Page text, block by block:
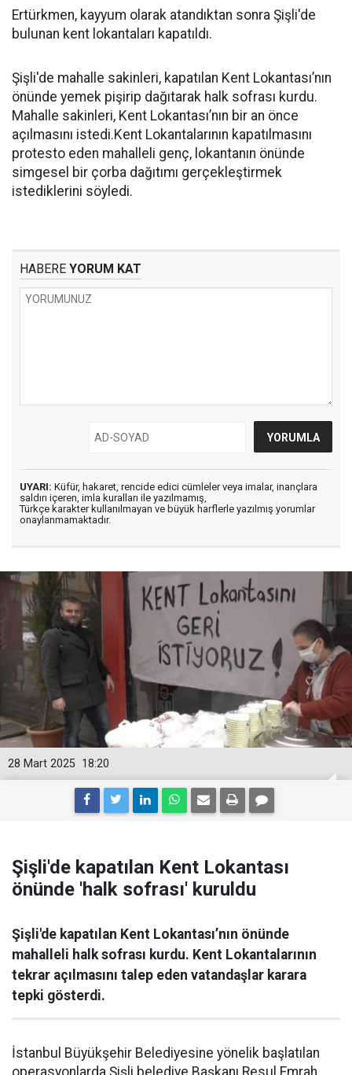
Ertürkmen, kayyum olarak atandıktan sonra Şişli'de
bulunan kent lokantaları kapatıldı.
Şişli'de mahalle sakinleri, kapatılan Kent Lokantası’nın
önünde yemek pişirip dağıtarak halk sofrası kurdu.
Mahalle sakinleri, Kent Lokantası’nın bir an önce
açılmasını istedi.Kent Lokantalarının kapatılmasını
protesto eden mahalleli genç, lokantanın önünde
simgesel bir çorba dağıtımı gerçekleştirmek
istediklerini söyledi.
HABERE YORUM KAT
UYARI: Küfür, hakaret, rencide edici cümleler veya imalar, inançlara
saldırı içeren, imla kuralları ile yazılmamış,
Türkçe karakter kullanılmayan ve büyük harflerle yazılmış yorumlar
onaylanmamaktadır.
18:20
28 Mart 2025
Şişli'de kapatılan Kent Lokantası
önünde 'halk sofrası' kuruldu
Şişli'de kapatılan Kent Lokantası’nın önünde
mahalleli halk sofrası kurdu. Kent Lokantalarının
tekrar açılmasını talep eden vatandaşlar karara
tepki gösterdi.
İstanbul Büyükşehir Belediyesine yönelik başlatılan